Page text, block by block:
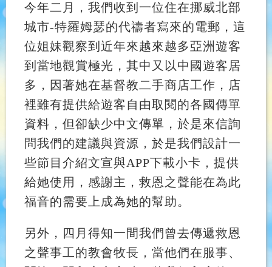
今年二月，我們收到一位住在挪威北部
城市-特羅姆瑟的代禱者寫來的電郵，這
位姐妹觀察到近年來越來越多亞洲遊客
到當地觀賞極光，其中又以中國遊客居
多，因著她在基督教二手商店工作，店
裡雖有提供給遊客自由取閱的各國傳單
資料，但卻缺少中文傳單，於是來信詢
問我們的建議與資源，於是我們設計一
些節目介紹文宣與APP下載小卡，提供
給她使用，感謝主，救恩之聲能在為此
福音的需要上成為她的幫助。
另外，四月得知一間我們曾去傳遞救恩
之聲事工的教會牧長，當他們在服事、